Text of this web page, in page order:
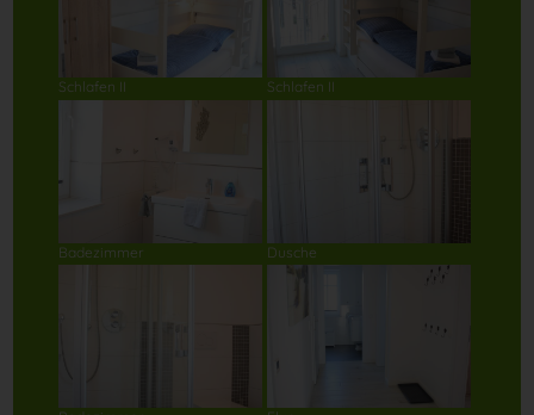
Schlafen II Schlafen II
Badezimmer Dusche